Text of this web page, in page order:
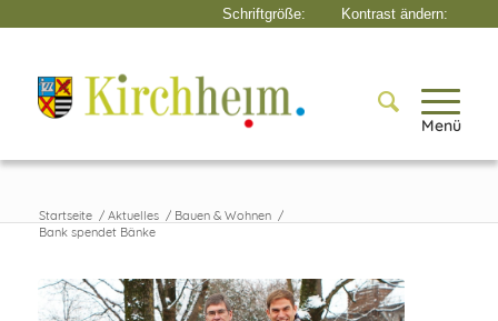
Menü
Startseite / Aktuelles / Bauen & Wohnen /
Bank spendet Bänke